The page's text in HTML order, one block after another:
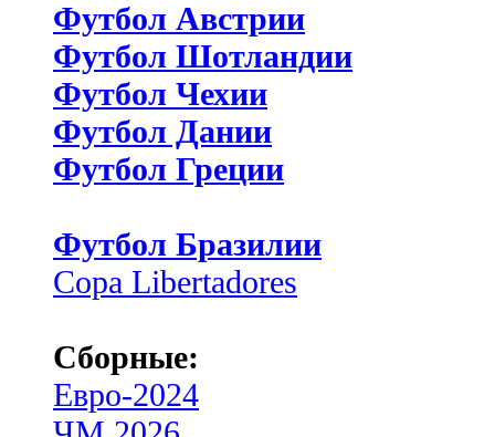
Футбол Австрии
Футбол Шотландии
Футбол Чехии
Футбол Дании
Футбол Греции
Футбол Бразилии
Copa Libertadores
Сборные:
Евро-2024